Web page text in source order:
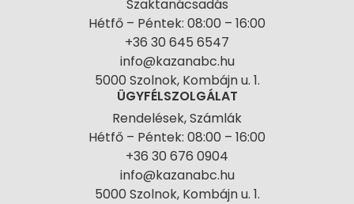
Szaktanácsadás
Hétfő – Péntek: 08:00 – 16:00
+36 30 645 6547
info@kazanabc.hu
5000 Szolnok, Kombájn u. 1.
ÜGYFÉLSZOLGÁLAT
Rendelések, Számlák
Hétfő – Péntek: 08:00 – 16:00
+36 30 676 0904
info@kazanabc.hu
5000 Szolnok, Kombájn u. 1.